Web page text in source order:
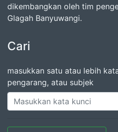
dikembangkan oleh tim
Glagah Banyuwangi.
Cari
masukkan satu atau lebih
pengarang, atau subjek